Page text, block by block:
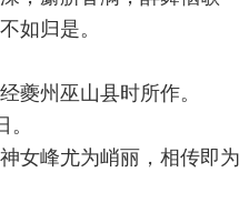
如归是。
夔州巫山县时所作。
女峰尤为峭丽，相传即为